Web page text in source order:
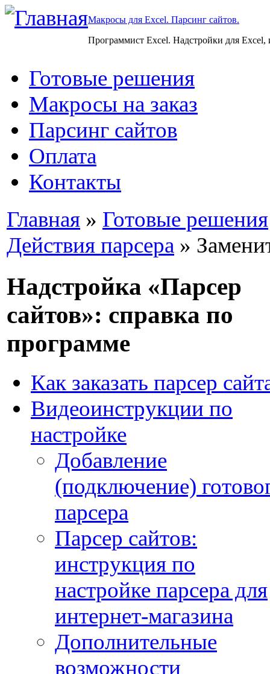
Макросы для Excel. Парсинг сайтов.
Программист Excel. Надстройки для Excel,
Готовые решения
Макросы на заказ
Парсинг сайтов
Оплата
Контакты
Главная » Готовые решения
Действия парсера »
Надстройка «Парсер
сайтов»: справка по
программе
Как заказать парсер
Видеоинструкции по
настройке
Добавление
(подключение)
парсера
Парсер сайтов:
инструкция по
настройке парсера для
интернет-магазина
Дополнительные
возможности